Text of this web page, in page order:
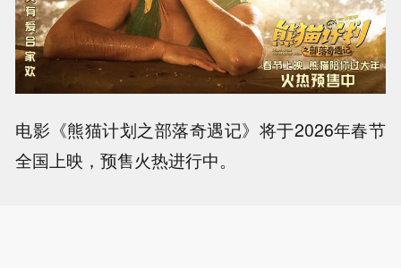
电影《熊猫计划之部落奇遇记》将于2026年春节
全国上映，预售火热进行中。